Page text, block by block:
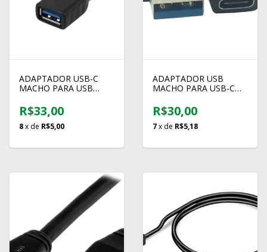
ADAPTADOR USB-C
MACHO PARA USB
R$33,00
8x de R$5,00
ADAPTADOR USB
MACHO PARA USB-C
R$30,00
7x de R$5,18